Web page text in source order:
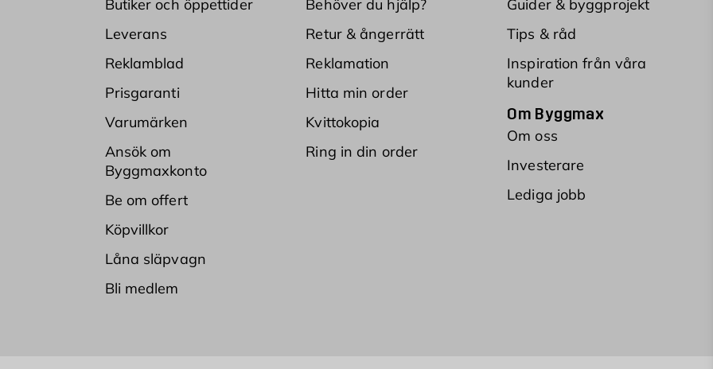
Butiker och öppettider
Leverans
Reklamblad
Prisgaranti
Varumärken
Ansök om
Byggmaxkonto
Be om offert
Köpvillkor
Låna släpvagn
Bli medlem
Behöver du hjälp?
Retur & ångerrätt
Reklamation
Hitta min order
Kvittokopia
Ring in din order
Guider & byggprojekt
Tips & råd
Inspiration från våra
kunder
Om Byggmax
Om oss
Investerare
Lediga jobb